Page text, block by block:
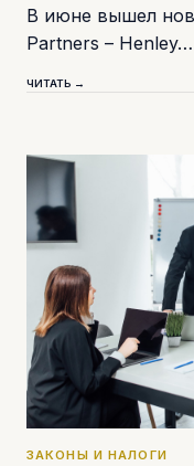
В июне вышел
Partners – Henley…
ЧИТАТЬ →
ЗАКОНЫ И НАЛОГИ